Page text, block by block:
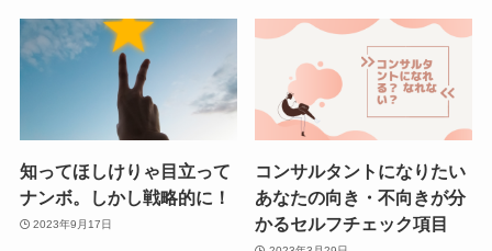
知ってほしけりゃ目立って
ナンボ。しかし戦略的に！
2023年9月17日
コンサルタントになりたい
あなたの向き・不向きが分
かるセルフチェック項目